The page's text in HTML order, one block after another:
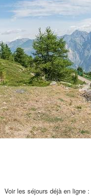
Voir les séjours déjà en ligne :